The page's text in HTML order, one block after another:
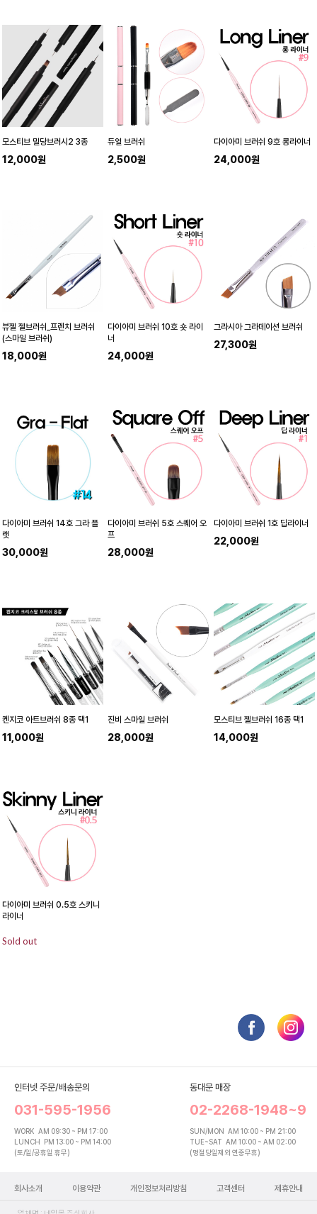
모스티브 밀당브러시2 3종
12,000원
듀얼 브러쉬
2,500원
다이아미 브러쉬 9호 롱라이너
24,000원
뷰젤 젤브러쉬_프렌치 브러쉬
(스마일 브러쉬)
18,000원
다이아미 브러쉬 10호 숏 라이
너
24,000원
그라시아 그라데이션 브러쉬
27,300원
다이아미 브러쉬 14호 그라 플
랫
30,000원
다이아미 브러쉬 5호 스퀘어 오
프
28,000원
다이아미 브러쉬 1호 딥라이너
22,000원
켄지코 아트브러쉬 8종 택1
11,000원
진비 스마일 브러쉬
28,000원
모스티브 젤브러쉬 16종 택1
14,000원
다이아미 브러쉬 0.5호 스키니
라이너
Sold out
인터넷 주문/배송문의
031-595-1956
WORK AM 09:30 ~ PM 17:00
LUNCH PM 13:00 ~ PM 14:00
(토/일/공휴일 휴무)
동대문 매장
02-2268-1948~9
SUN/MON AM 10:00 ~ PM 21:00
TUE~SAT AM 10:00 ~ AM 02:00
(명절당일제외 연중무휴)
회사소개 이용약관 개인정보처리방침 고객센터 제휴안내